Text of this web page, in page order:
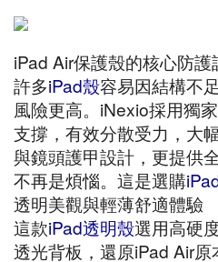
iPad Air保護殼的核心防護
許多iPad殼容易因結構不
風險更高。iNexio採用獨
支撐，有效分散受力，大
與鏡頭護甲設計，更提供
不再是煩惱。這是選購
透明美觀與輕薄舒適體驗
這款iPad透明殼選用高硬
透光背板，還原iPad Air